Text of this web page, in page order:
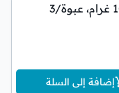
إضافة إلى السلة